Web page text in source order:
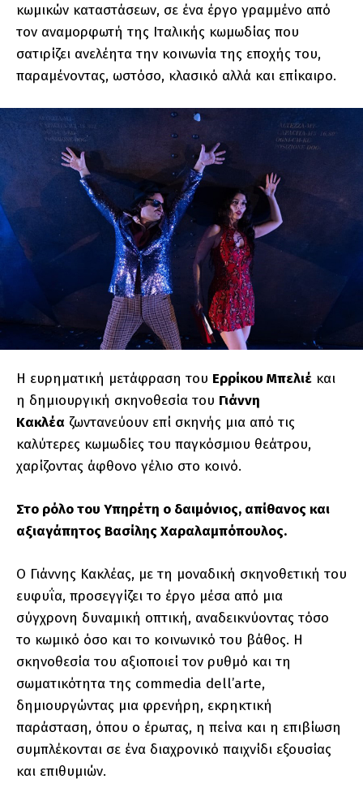
κωμικών καταστάσεων, σε ένα έργο γραμμένο από
τον αναμορφωτή της Ιταλικής κωμωδίας που
σατιρίζει ανελέητα την κοινωνία της εποχής του,
παραμένοντας, ωστόσο, κλασικό αλλά και επίκαιρο.
Η ευρηματική μετάφραση του Ερρίκου Μπελιέ και
η δημιουργική σκηνοθεσία του Γιάννη
Κακλέα ζωντανεύουν επί σκηνής μια από τις
καλύτερες κωμωδίες του παγκόσμιου θεάτρου,
χαρίζοντας άφθονο γέλιο στο κοινό.
Στο ρόλο του Υπηρέτη ο δαιμόνιος, απίθανος και
αξιαγάπητος Βασίλης Χαραλαμπόπουλος.
Ο Γιάννης Κακλέας, με τη μοναδική σκηνοθετική του
ευφυΐα, προσεγγίζει το έργο μέσα από μια
σύγχρονη δυναμική οπτική, αναδεικνύοντας τόσο
το κωμικό όσο και το κοινωνικό του βάθος. Η
σκηνοθεσία του αξιοποιεί τον ρυθμό και τη
σωματικότητα της commedia dell’arte,
δημιουργώντας μια φρενήρη, εκρηκτική
παράσταση, όπου ο έρωτας, η πείνα και η επιβίωση
συμπλέκονται σε ένα διαχρονικό παιχνίδι εξουσίας
και επιθυμιών.